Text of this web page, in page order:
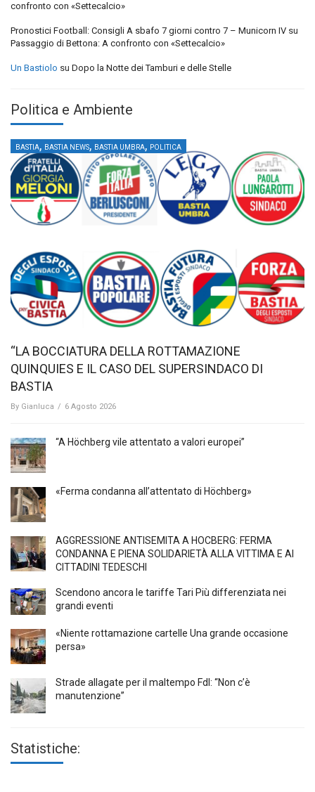
confronto con «Settecalcio»
Pronostici Football: Consigli A sbafo 7 giorni contro 7 – Municorn IV su
Passaggio di Bettona: A confronto con «Settecalcio»
Un Bastiolo su Dopo la Notte dei Tamburi e delle Stelle
Politica e Ambiente
BASTIA, BASTIA NEWS, BASTIA UMBRA, POLITICA
“LA BOCCIATURA DELLA ROTTAMAZIONE
QUINQUIES E IL CASO DEL SUPERSINDACO DI
BASTIA
By Gianluca / 6 Agosto 2026
“A Höchberg vile attentato a valori europei”
«Ferma condanna all’attentato di Höchberg»
AGGRESSIONE ANTISEMITA A HÖCBERG: FERMA
CONDANNA E PIENA SOLIDARIETÀ ALLA VITTIMA E AI
CITTADINI TEDESCHI
Scendono ancora le tariffe Tari Più differenziata nei
grandi eventi
«Niente rottamazione cartelle Una grande occasione
persa»
Strade allagate per il maltempo FdI: “Non c’è
manutenzione”
Statistiche: